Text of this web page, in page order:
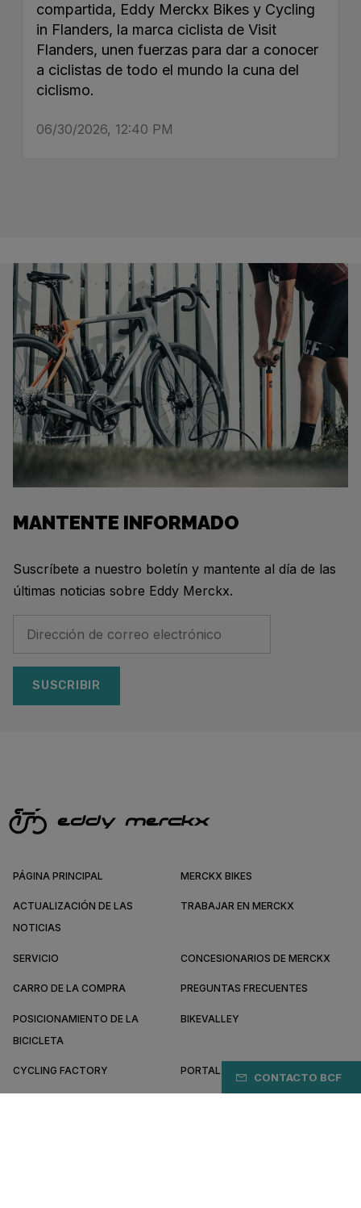
compartida, Eddy Merckx Bikes y Cycling
in Flanders, la marca ciclista de Visit
Flanders, unen fuerzas para dar a conocer
a ciclistas de todo el mundo la cuna del
ciclismo.
06/30/2026, 12:40 PM
CONTACTO BCF
MANTENTE INFORMADO
Suscríbete a nuestro boletín y mantente al día de las
últimas noticias sobre Eddy Merckx.
SUSCRIBIR
PÁGINA PRINCIPAL MERCKX BIKES
ACTUALIZACIÓN DE LAS
NOTICIAS
TRABAJAR EN MERCKX
SERVICIO CONCESIONARIOS DE MERCKX
CARRO DE LA COMPRA PREGUNTAS FRECUENTES
POSICIONAMIENTO DE LA
BICICLETA
BIKEVALLEY
CYCLING FACTORY PORTAL B2B